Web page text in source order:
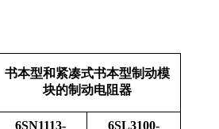
书本型和紧凑式书本型制动模
块的制动电阻器
6SN1113-
6SL3100-